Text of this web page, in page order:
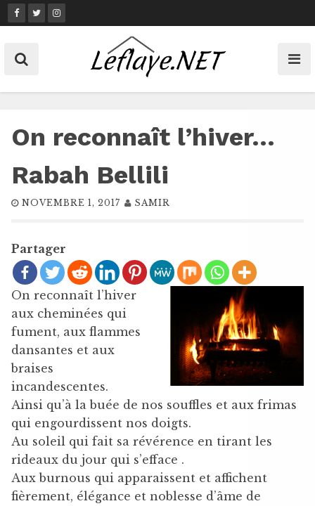
Skip
to
On reconnaît l’hiver…
Rabah Bellili
NOVEMBRE 1, 2017 SAMIR
Partager
On reconnaît l’hiver
aux cheminées qui
fument, aux flammes
dansantes et aux
braises
incandescentes.
Ainsi qu’à la buée de nos souffles et aux frimas
qui engourdissent nos doigts.
Au soleil qui fait sa révérence en tirant les
rideaux du jour qui s’efface .
Aux burnous qui apparaissent et affichent
fièrement, élégance et noblesse d’âme de